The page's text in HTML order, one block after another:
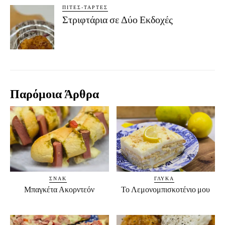
ΠΊΤΕΣ-ΤΆΡΤΕΣ
Στριφτάρια σε Δύο Εκδοχές
Παρόμοια Άρθρα
ΣΝΑΚ
Μπαγκέτα Ακορντεόν
ΓΛΥΚΆ
Το Λεμονομπισκοτένιο μου